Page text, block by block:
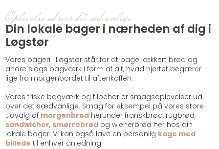
Oplevelse ud over det sædvanlige​
Din lokale bager i nærheden af dig i
Løgstør
​Vores bageri i Løgstør står for at bage lækkert brød og
andre slags bagværk i form af alt, hvad hjertet begærer
lige fra morgenbordet til aftenkaffen.
Vores friske bagværk og tilbehør er smagsoplevelser ud
over det sædvanlige. Smag for eksempel på vores store
udvalg af morgenbrødherunder ​franskbrød​, rugbrød,
sandwicher, smørrebrødog wienerbrød her hos din
lokale bager.​ Vi kan også lave en personlig kage med
billede til enhver anledning.